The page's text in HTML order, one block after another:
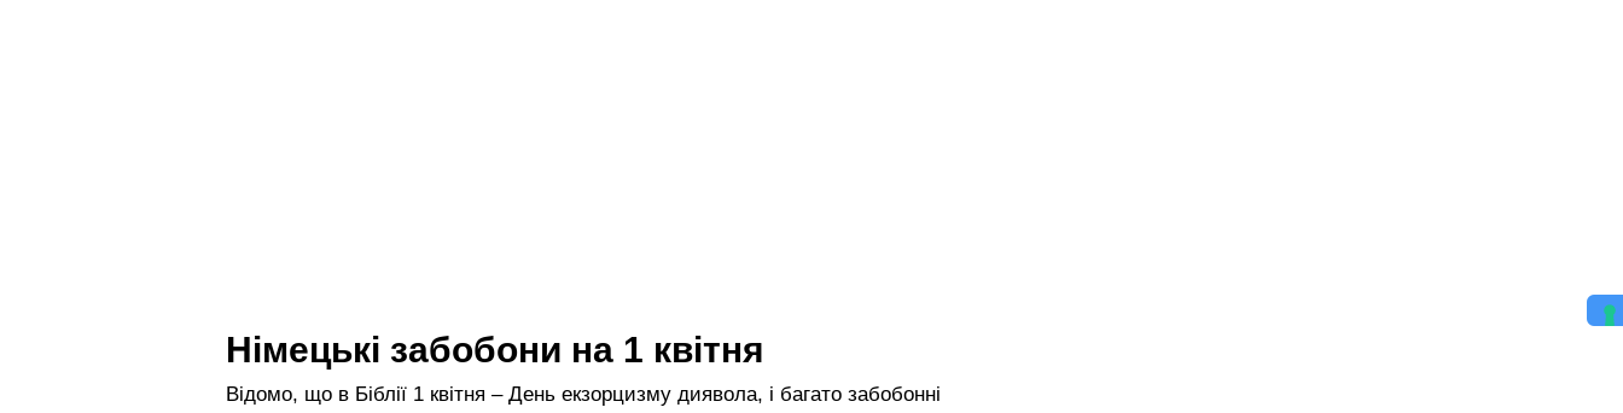
Німецькі забобони на 1 квітня
Відомо, що в Біблії 1 квітня – День екзорцизму диявола, і багато забобонні